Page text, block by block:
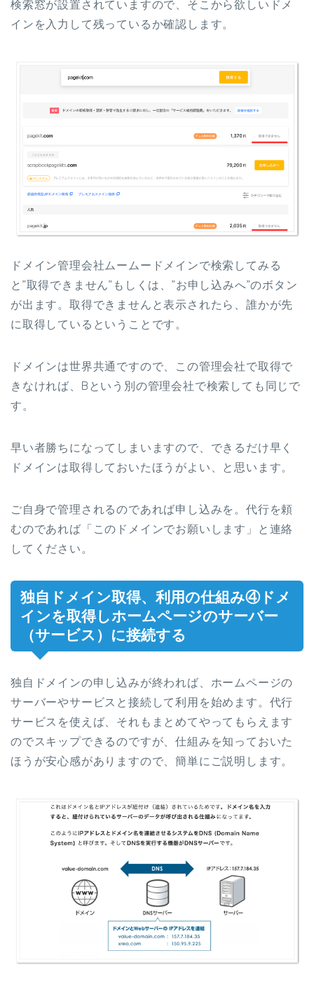
検索窓が設置されていますので、そこから欲しいドメ
インを入力して残っているか確認します。
ドメイン管理会社ムームードメインで検索してみる
と”取得できません”もしくは、”お申し込みへ”のボタン
が出ます。取得できませんと表示されたら、誰かが先
に取得しているということです。
ドメインは世界共通ですので、この管理会社で取得で
きなければ、Bという別の管理会社で検索しても同じで
す。
早い者勝ちになってしまいますので、できるだけ早く
ドメインは取得しておいたほうがよい、と思います。
ご自身で管理されるのであれば申し込みを。代行を頼
むのであれば「このドメインでお願いします」と連絡
してください。
独自ドメイン取得、利用の仕組み④ドメ
インを取得しホームページのサーバー
（サービス）に接続する
独自ドメインの申し込みが終われば、ホームページの
サーバーやサービスと接続して利用を始めます。代行
サービスを使えば、それもまとめてやってもらえます
のでスキップできるのですが、仕組みを知っておいた
ほうが安心感がありますので、簡単にご説明します。